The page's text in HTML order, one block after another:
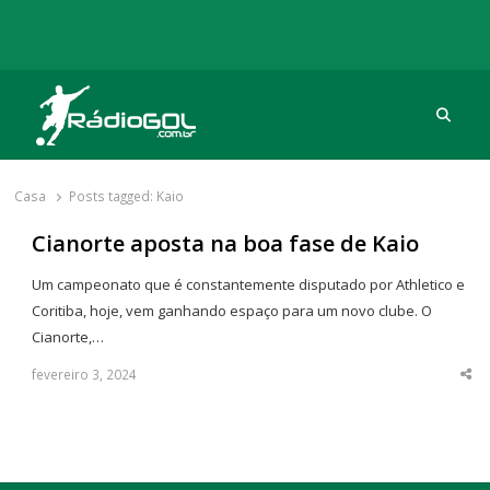
Rádio Gol
Há mais de 20 anos com as melhores coberturas
Casa Posts tagged: Kaio
Cianorte aposta na boa fase de Kaio
Um campeonato que é constantemente disputado por Athletico e
Coritiba, hoje, vem ganhando espaço para um novo clube. O
Cianorte,…
fevereiro 3, 2024